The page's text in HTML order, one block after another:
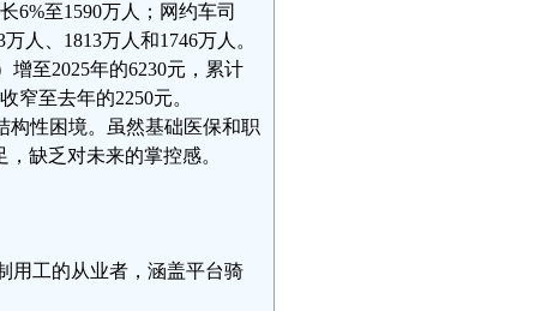
6%至1590万人；网约车司
人、1813万人和1746万人。
增至2025年的6230元，累计
窄至去年的2250元。
构性困境。虽然基础医保和职
缺乏对未来的掌控感。
用工的从业者，涵盖平台骑